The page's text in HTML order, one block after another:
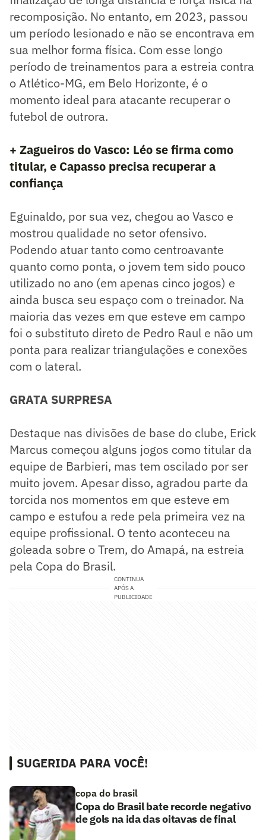
recomposição. No entanto, em 2023, passou
um período lesionado e não se encontrava em
sua melhor forma física. Com esse longo
período de treinamentos para a estreia contra
o Atlético-MG, em Belo Horizonte, é o
momento ideal para atacante recuperar o
futebol de outrora.
+ Zagueiros do Vasco: Léo se firma como
titular, e Capasso precisa recuperar a
confiança
Eguinaldo, por sua vez, chegou ao Vasco e
mostrou qualidade no setor ofensivo.
Podendo atuar tanto como centroavante
quanto como ponta, o jovem tem sido pouco
utilizado no ano (em apenas cinco jogos) e
ainda busca seu espaço com o treinador. Na
maioria das vezes em que esteve em campo
foi o substituto direto de Pedro Raul e não um
ponta para realizar triangulações e conexões
com o lateral.
GRATA SURPRESA
Destaque nas divisões de base do clube, Erick
Marcus começou alguns jogos como titular da
equipe de Barbieri, mas tem oscilado por ser
muito jovem. Apesar disso, agradou parte da
torcida nos momentos em que esteve em
campo e estufou a rede pela primeira vez na
equipe profissional. O tento aconteceu na
goleada sobre o Trem, do Amapá, na estreia
pela Copa do Brasil.
CONTINUA
APÓS A
PUBLICIDADE
SUGERIDA PARA VOCÊ!
copa do brasil
Copa do Brasil bate recorde negativo
de gols na ida das oitavas de final